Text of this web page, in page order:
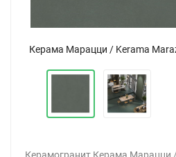
Керамогранит Керама Марацци